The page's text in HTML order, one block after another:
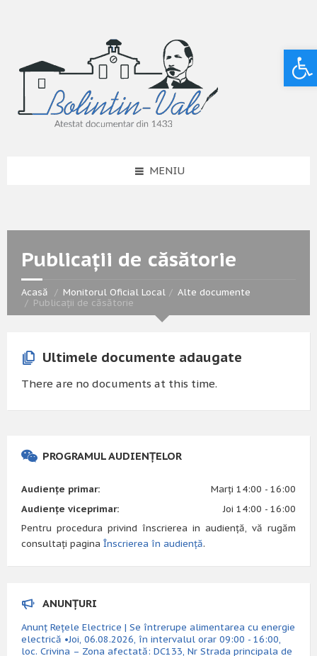
MENIU
Publicații de căsătorie
Acasă Monitorul Oficial Local
Alte documente
Publicații de căsătorie
Ultimele documente adaugate
There are no documents at this time.
PROGRAMUL AUDIENȚELOR
Audiențe primar:
Marți 14:00 - 16:00
Audiențe viceprimar:
Joi 14:00 - 16:00
Pentru procedura privind înscrierea in audiență, vă rugăm
consultați pagina Înscrierea în audiență.
ANUNȚURI
Anunț Rețele Electrice | Se întrerupe alimentarea cu energie
electrică •Joi, 06.08.2026, în intervalul orar 09:00 - 16:00,
loc. Crivina – Zona afectată: DC133, Nr Strada principala de
Deschide bara de unelte